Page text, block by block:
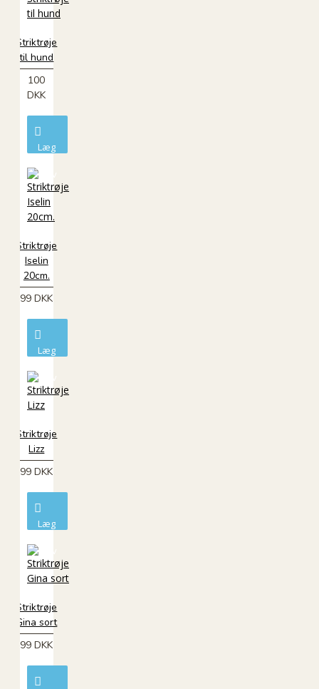
Striktrøje
til hund
100
DKK
Læg
kurv
Striktrøje
Iselin
20cm.
99 DKK
Læg
kurv
Striktrøje
Lizz
99 DKK
Læg
kurv
Striktrøje
Gina sort
99 DKK